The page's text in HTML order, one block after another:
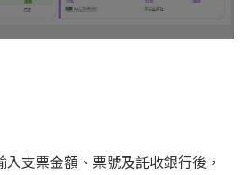
支票金額、票號及託收銀行後，